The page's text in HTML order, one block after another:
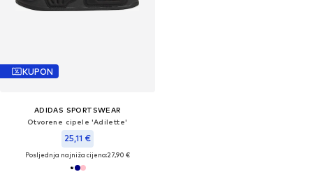
KUPON
ADIDAS SPORTSWEAR
Otvorene cipele 'Adilette'
25,11 €
Posljednja najniža cijena:27,90 €